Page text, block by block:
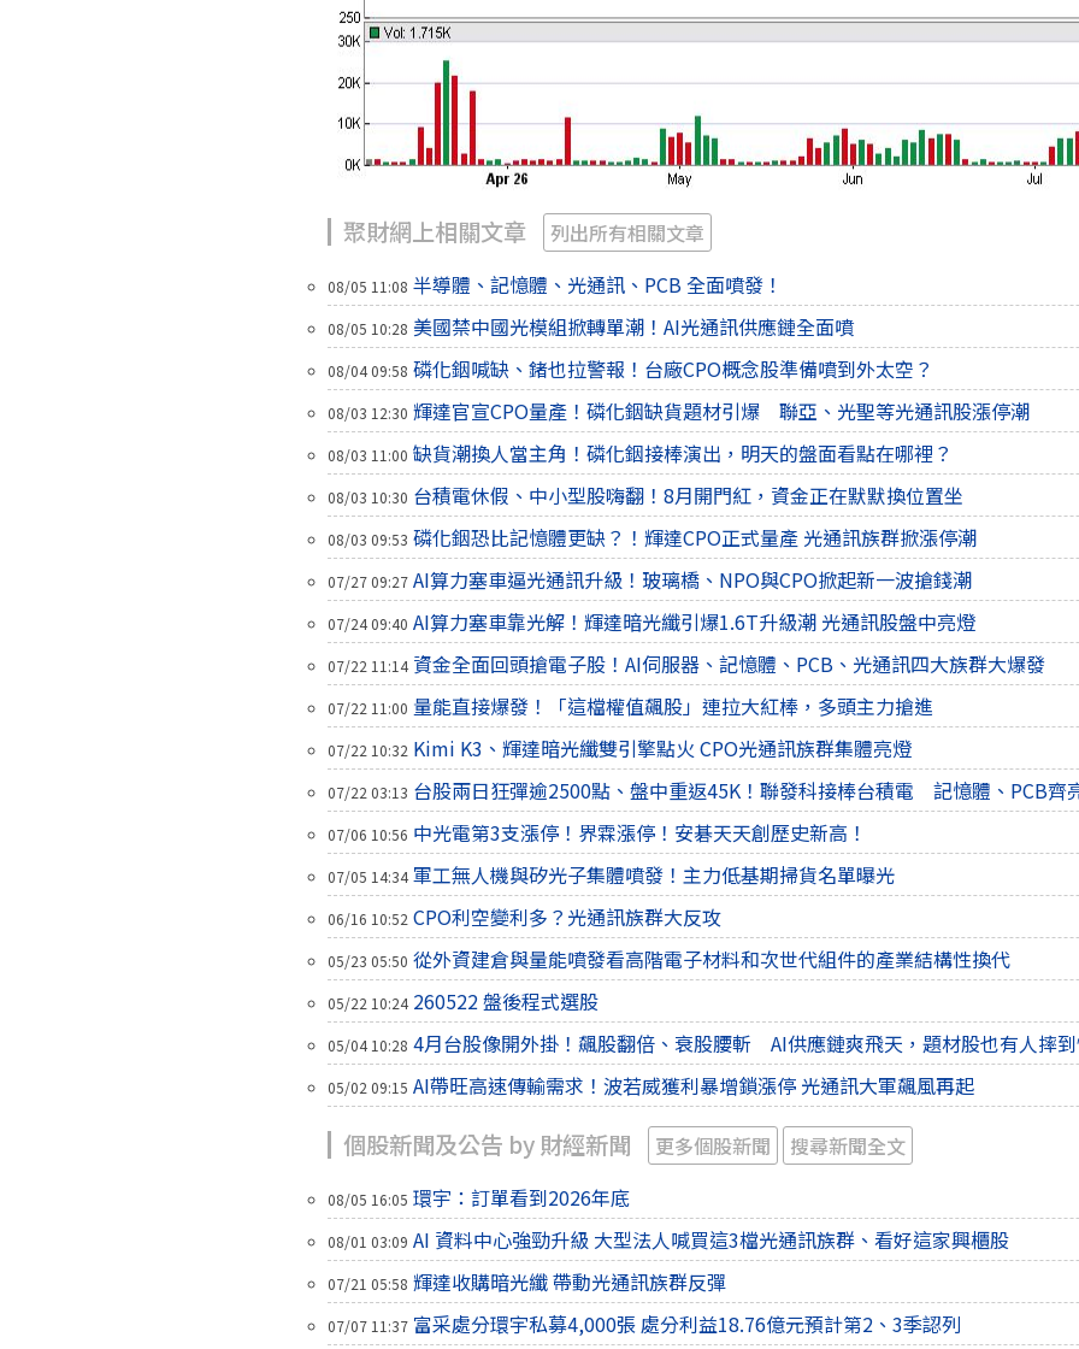
聚財網上相關文章 列出所有相關文章
08/05 11:08 半導體、記憶體、光通訊、PCB 全面噴發！
08/05 10:28 美國禁中國光模組掀轉單潮！AI光通訊供應鏈全面噴
08/04 09:58 磷化銦喊缺、鍺也拉警報！台廠CPO概念股準備噴到外太空？
08/03 12:30 輝達官宣CPO量產！磷化銦缺貨題材引爆 聯亞、光聖等光通訊股漲停潮
08/03 11:00 缺貨潮換人當主角！磷化銦接棒演出，明天的盤面看點在哪裡？
08/03 10:30 台積電休假、中小型股嗨翻！8月開門紅，資金正在默默換位置坐
08/03 09:53 磷化銦恐比記憶體更缺？！輝達CPO正式量產 光通訊族群掀漲停潮
07/27 09:27 AI算力塞車逼光通訊升級！玻璃橋、NPO與CPO掀起新一波搶錢潮
07/24 09:40 AI算力塞車靠光解！輝達暗光纖引爆1.6T升級潮 光通訊股盤中亮燈
07/22 11:14 資金全面回頭搶電子股！AI伺服器、記憶體、PCB、光通訊四大族群大爆發
07/22 11:00 量能直接爆發！「這檔權值飆股」連拉大紅棒，多頭主力搶進
07/22 10:32 Kimi K3、輝達暗光纖雙引擎點火 CPO光通訊族群集體亮燈
07/22 03:13 台股兩日狂彈逾2500點、盤中重返45K！聯發科接棒台積電 記憶體、PCB齊
07/06 10:56 中光電第3支漲停！界霖漲停！安碁天天創歷史新高！
07/05 14:34 軍工無人機與矽光子集體噴發！主力低基期掃貨名單曝光
06/16 10:52 CPO利空變利多？光通訊族群大反攻
05/23 05:50 從外資建倉與量能噴發看高階電子材料和次世代組件的產業結構性換代
05/22 10:24 260522 盤後程式選股
05/04 10:28 4月台股像開外掛！飆股翻倍、衰股腰斬 AI供應鏈爽飛天，題材股也有人摔
05/02 09:15 AI帶旺高速傳輸需求！波若威獲利暴增鎖漲停 光通訊大軍飆風再起
個股新聞及公告 by 財經新聞 更多個股新聞 搜尋新聞全文
08/05 16:05 環宇：訂單看到2026年底
08/01 03:09 AI 資料中心強勁升級 大型法人喊買這3檔光通訊族群、看好這家興櫃股
07/21 05:58 輝達收購暗光纖 帶動光通訊族群反彈
07/07 11:37 富采處分環宇私募4,000張 處分利益18.76億元預計第2、3季認列